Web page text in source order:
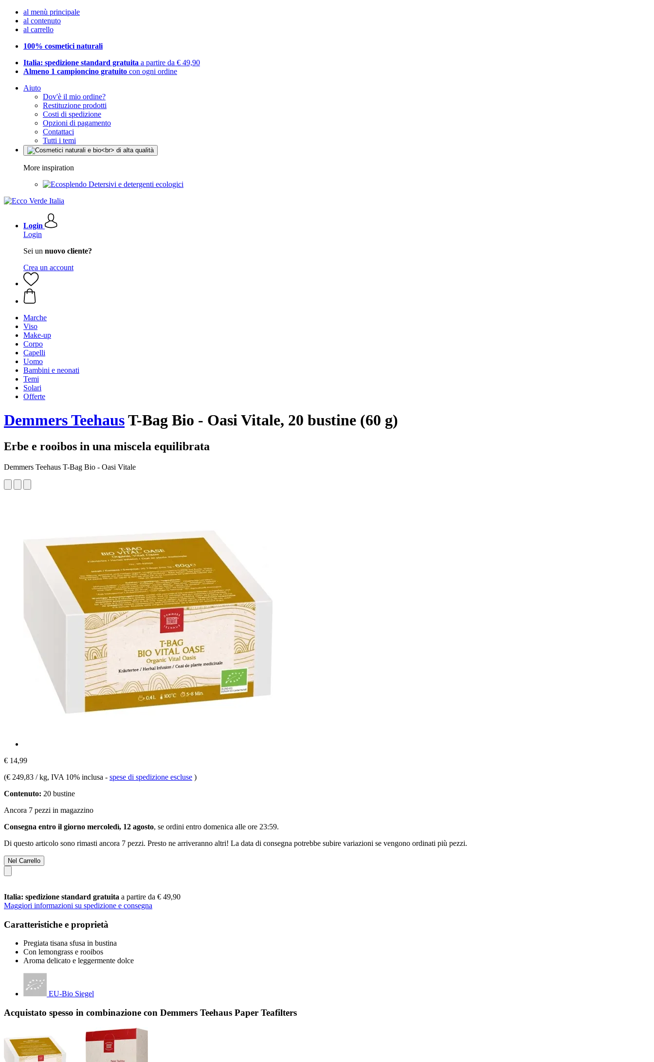
al menù principale
al contenuto
al carrello
100% cosmetici naturali
Italia: spedizione standard gratuita a partire da € 49,90
Almeno 1 campioncino gratuito con ogni ordine
Aiuto
Dov'è il mio ordine?
Restituzione prodotti
Costi di spedizione
Opzioni di pagamento
Contattaci
Tutti i temi
More inspiration
Detersivi e detergenti ecologici
Login
Login
Sei un nuovo cliente?
Crea un account
Marche
Viso
Make-up
Corpo
Capelli
Uomo
Bambini e neonati
Temi
Solari
Offerte
Demmers TeehausT-Bag Bio - Oasi Vitale, 20 bustine (60 g)
Erbe e rooibos in una miscela equilibrata
Demmers Teehaus T-Bag Bio - Oasi Vitale
€ 14,99
(€ 249,83 / kg, IVA 10% inclusa - spese di spedizione escluse )
Contenuto: 20 bustine
Ancora 7 pezzi in magazzino
Consegna entro il giorno mercoledì, 12 agosto, se ordini entro domenica alle ore 23:59.
Di questo articolo sono rimasti ancora 7 pezzi. Presto ne arriveranno altri! La data di consegna potrebbe subire variazioni se vengono ordinati più pezzi.
Nel Carrello
Italia: spedizione standard gratuita a partire da € 49,90
Maggiori informazioni su spedizione e consegna
Caratteristiche e proprietà
Pregiata tisana sfusa in bustina
Con lemongrass e rooibos
Aroma delicato e leggermente dolce
EU-Bio Siegel
Acquistato spesso in combinazione con Demmers Teehaus Paper Teafilters